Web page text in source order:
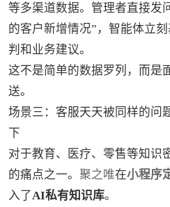
等多渠道数据。管理者直接发
的客户新增情况”，智能体立
判和业务建议。
这不是简单的数据罗列，而是
送。
场景三：客服天天被同样的问
下
对于教育、医疗、零售等知识
的痛点之一。 聚之唯在小程序
入了AI私有知识库。